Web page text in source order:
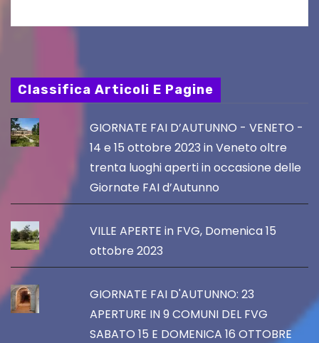
Classifica Articoli E Pagine
GIORNATE FAI D’AUTUNNO - VENETO -
14 e 15 ottobre 2023 in Veneto oltre
trenta luoghi aperti in occasione delle
Giornate FAI d’Autunno
VILLE APERTE in FVG, Domenica 15
ottobre 2023
GIORNATE FAI D'AUTUNNO: 23
APERTURE IN 9 COMUNI DEL FVG
SABATO 15 E DOMENICA 16 OTTOBRE